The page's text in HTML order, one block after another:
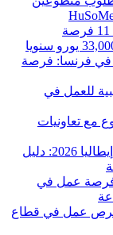
عقود عمل مجانية في إسبانيا: 11 فرصة
في فرنسا: فرصة
للعمل في
مع تعاونيات
التسجيل في عقود العمل في إيطاليا 2026: دليل
فرصة عمل في
في ايرلندا 2025: فرص عمل في قطاع